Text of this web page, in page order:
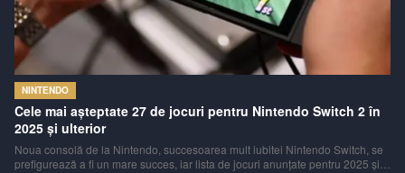
NINTENDO
Cele mai așteptate 27 de jocuri pentru Nintendo Switch 2 în
2025 și ulterior
Noua consolă de la Nintendo, succesoarea mult iubitei Nintendo Switch, se
prefigurează a fi un mare succes, iar lista de jocuri anunțate pentru 2025 și